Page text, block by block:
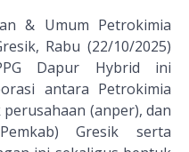
& Umum Petrokimia
Rabu (22/10/2025)
Dapur Hybrid ini
antara Petrokimia
(anper), dan
Gresik serta